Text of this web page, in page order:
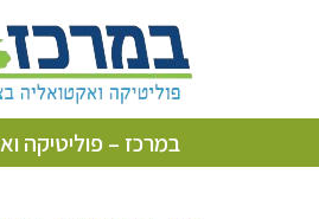
במרכז – פוליטיקה